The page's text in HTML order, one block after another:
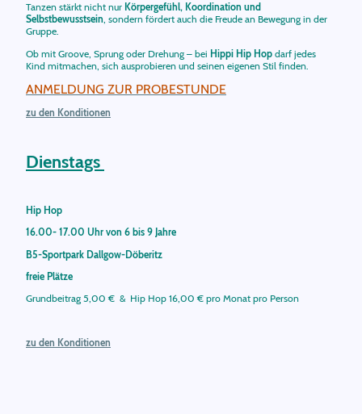
Tanzen stärkt nicht nur Körpergefühl, Koordination und
Selbstbewusstsein, sondern fördert auch die Freude an Bewegung in der
Gruppe.
Ob mit Groove, Sprung oder Drehung – bei Hippi Hip Hop darf jedes
Kind mitmachen, sich ausprobieren und seinen eigenen Stil finden.
ANMELDUNG ZUR PROBESTUNDE
zu den Konditionen
Dienstags
Hip Hop
16.00- 17.00 Uhr von 6 bis 9 Jahre
B5-Sportpark Dallgow-Döberitz
freie Plätze
Grundbeitrag 5,00 € & Hip Hop 16,00 € pro Monat pro Person
zu den Konditionen